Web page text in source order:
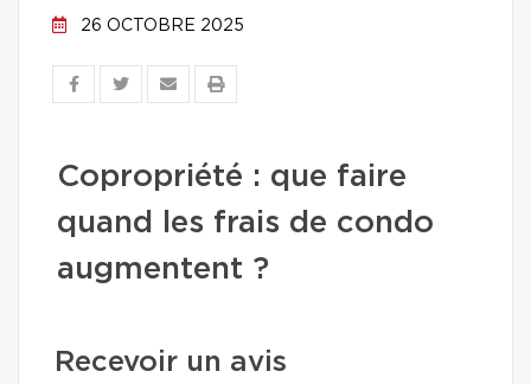
26 OCTOBRE 2025
Copropriété : que faire
quand les frais de condo
augmentent ?
Recevoir un avis